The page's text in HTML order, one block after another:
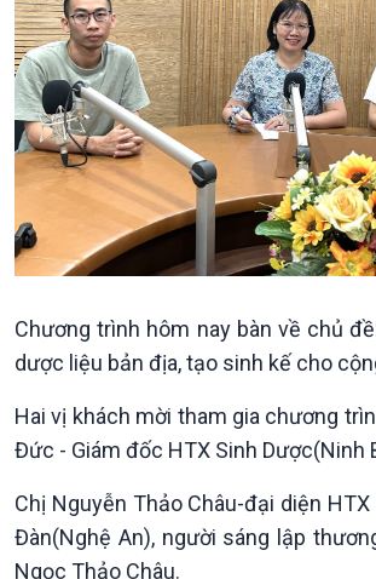
Kinh tế
Tin Kinh tế
Trước giờ mở cửa
Dòng chảy Kinh tế
Sức sống hàng Việt
Khởi nghiệp
thương mại
Nông
Tin Nông
đảo
Mùa vàng
Biển đảo
Tâm tình
Tìm hiểu
Nam
Xã hội
Khoa học
Chương trình hôm nay bàn về chủ
dược liệu bản địa, tạo sinh kế cho
Hai vị khách mời tham gia chương
Đức - Giám đốc HTX Sinh Dược(Ninh
Chị Nguyễn Thảo Châu-đại diện
Đàn(Nghệ An), người sáng lập
Ngọc Thảo Châu.